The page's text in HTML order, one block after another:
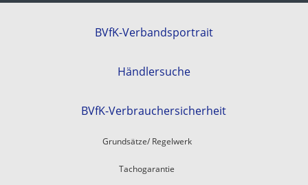
BVfK-Verbandsportrait
Händlersuche
BVfK-Verbrauchersicherheit
Grundsätze/ Regelwerk
Tachogarantie